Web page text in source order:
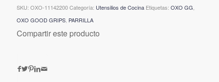
SKU: OXO-11142200 Categoría: Utensilios de Cocina Etiquetas: OXO GG
OXO GOOD GRIPS, PARRILLA
Compartir este producto